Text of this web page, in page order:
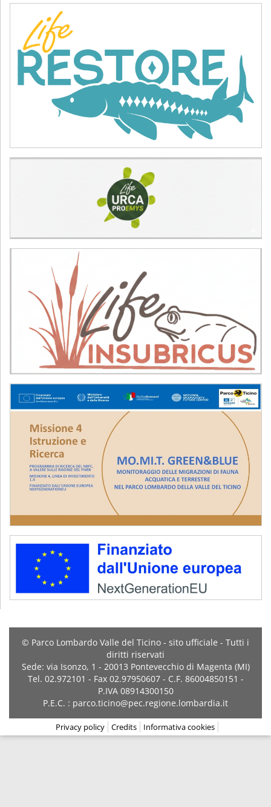
© Parco Lombardo Valle del Ticino - sito ufficiale - Tutti i
diritti riservati
Sede: via Isonzo, 1 - 20013 Pontevecchio di Magenta (MI)
Tel. 02.972101 - Fax 02.97950607 - C.F. 86004850151 -
P.IVA 08914300150
P.E.C. : parco.ticino@pec.regione.lombardia.it
Privacy policy Credits Informativa cookies